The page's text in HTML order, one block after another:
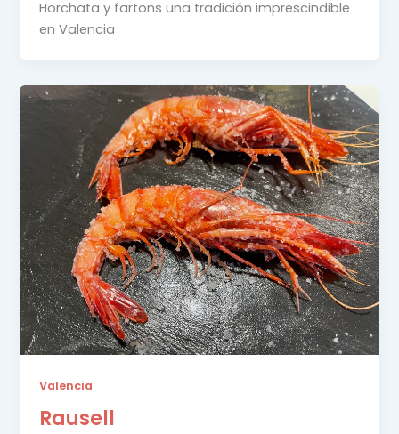
Horchata y fartons una tradición imprescindible
en Valencia
Valencia
Rausell